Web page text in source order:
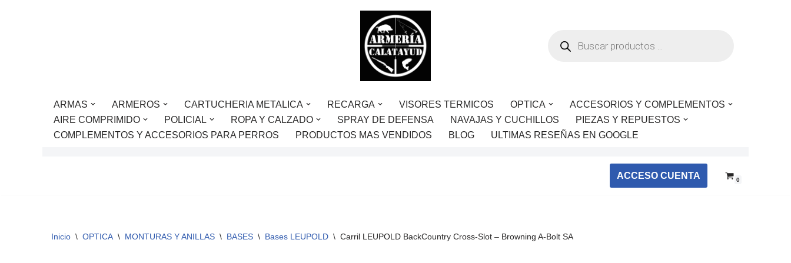
ARMAS ARMEROS CARTUCHERIA METALICA RECARGA VISORES TERMICOS OPTICA
ACCESORIOS Y COMPLEMENTOS
AIRE COMPRIMIDO
POLICIAL ROPA Y CALZADO SPRAY DE DEFENSA NAVAJAS Y CUCHILLOS
PIEZAS Y REPUESTOS
COMPLEMENTOS Y ACCESORIOS PARA PERROS
PRODUCTOS MAS VENDIDOS BLOG ULTIMAS RESEÑAS EN GOOGLE
ACCESO CUENTA 0
Inicio \ OPTICA \ MONTURAS Y ANILLAS \ BASES \ Bases LEUPOLD \ Carril LEUPOLD BackCountry Cross-Slot – Browning A-Bolt SA